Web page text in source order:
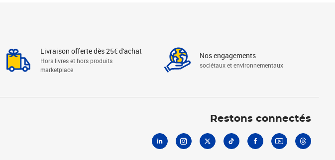
Livraison offerte dès 25€ d'achat
Hors livres et hors produits
marketplace
Nos engagements
sociétaux et environnementaux
Restons connectés